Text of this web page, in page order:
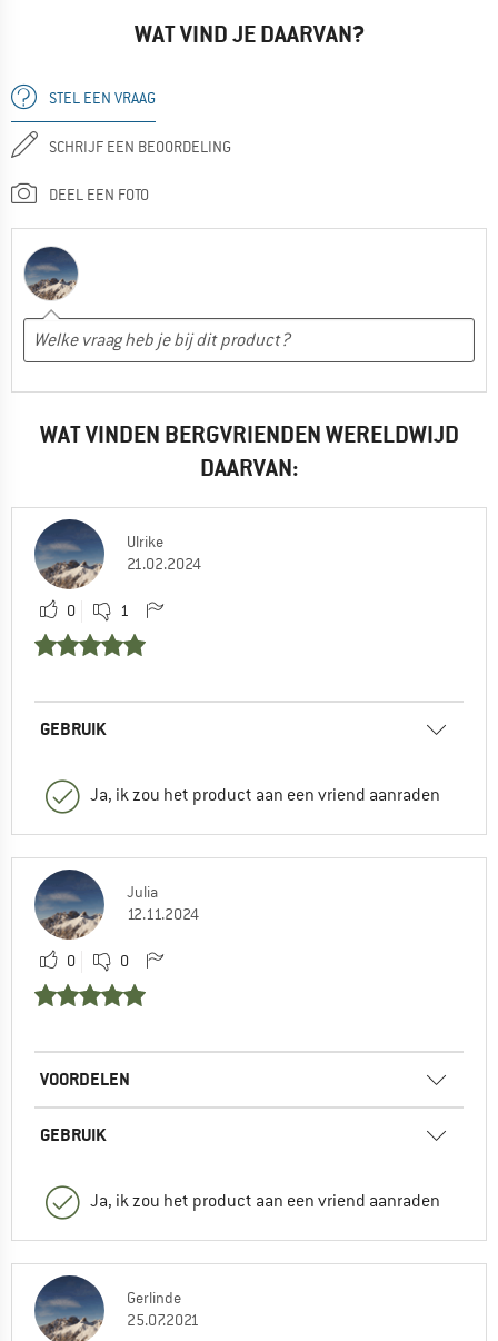
WAT VIND JE DAARVAN?
STEL EEN VRAAG
SCHRIJF EEN BEOORDELING
DEEL EEN FOTO
WAT VINDEN BERGVRIENDEN WERELDWIJD
DAARVAN:
Ulrike
21.02.2024
0 1
GEBRUIK
Ja, ik zou het product aan een vriend aanraden
Julia
12.11.2024
0 0
VOORDELEN
GEBRUIK
Ja, ik zou het product aan een vriend aanraden
Gerlinde
25.07.2021